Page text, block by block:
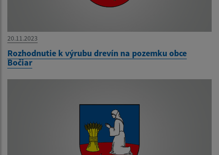
20.11.2023
Rozhodnutie k výrubu drevín na pozemku obce
Bočiar